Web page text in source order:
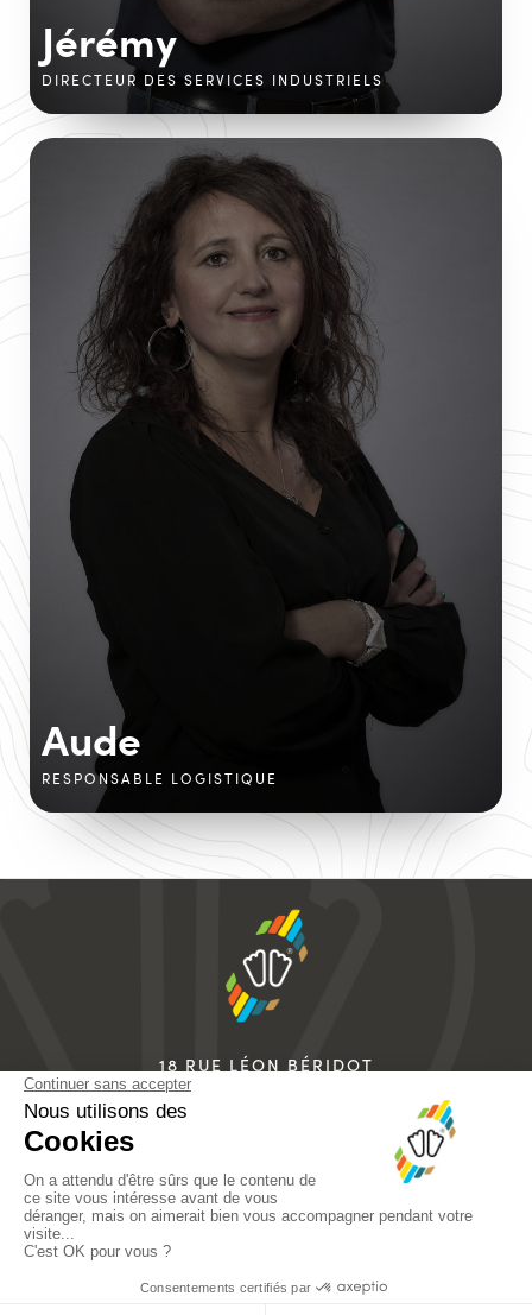
Jérémy
DIRECTEUR DES SERVICES INDUSTRIELS
Aude
RESPONSABLE LOGISTIQUE
18 RUE LÉON BÉRIDOT
info@sidas.com
MENTIONS LÉGALES